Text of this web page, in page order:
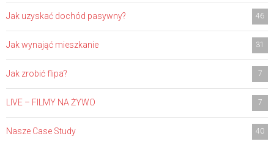
Jak uzyskać dochód pasywny? 46
Jak wynająć mieszkanie 31
Jak zrobić flipa? 7
LIVE – FILMY NA ŻYWO 7
Nasze Case Study 40